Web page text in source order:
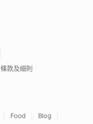
條款及細則
Food Blog